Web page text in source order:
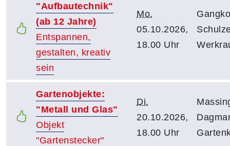
"Aufbautechnik"
(ab 12 Jahre)
Entspannen,
gestalten, kreativ
sein
Mo.
05.10.2026,
18.00 Uhr
Gartenobjekte:
"Metall und Glas"
Objekt
"Gartenstecker"
Di.
20.10.2026,
18.00 Uhr